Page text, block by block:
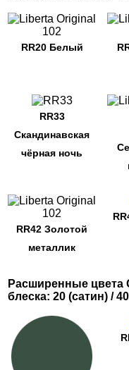
RR20 Белый
RR33
Скандинавская
чёрная ночь
RR42 Золотой
металлик
Расширенные цвета
блеска: 20 (сатин) /